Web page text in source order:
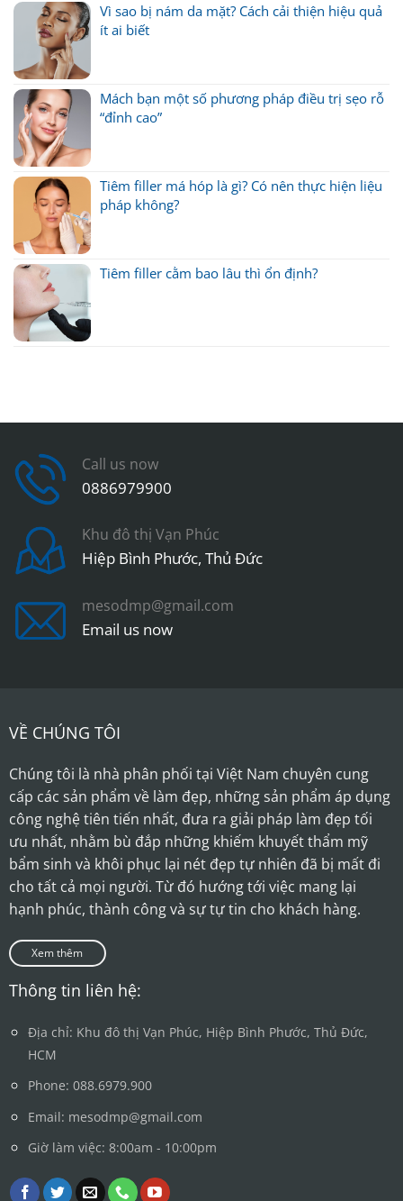
Vì sao bị nám da mặt? Cách cải thiện hiệu quả
ít ai biết
Mách bạn một số phương pháp điều trị sẹo rỗ
“đỉnh cao”
Tiêm filler má hóp là gì? Có nên thực hiện liệu
pháp không?
Tiêm filler cằm bao lâu thì ổn định?
Call us now
0886979900
Khu đô thị Vạn Phúc
Hiệp Bình Phước, Thủ Đức
mesodmp@gmail.com
Email us now
VỀ CHÚNG TÔI
Chúng tôi là nhà phân phối tại Việt Nam chuyên cung
cấp các sản phẩm về làm đẹp, những sản phẩm áp dụng
công nghệ tiên tiến nhất, đưa ra giải pháp làm đẹp tối
ưu nhất, nhằm bù đắp những khiếm khuyết thẩm mỹ
bẩm sinh và khôi phục lại nét đẹp tự nhiên đã bị mất đi
cho tất cả mọi người. Từ đó hướng tới việc mang lại
hạnh phúc, thành công và sự tự tin cho khách hàng.
Xem thêm
Thông tin liên hệ:
Địa chỉ: Khu đô thị Vạn Phúc, Hiệp Bình Phước, Thủ Đức,
HCM
Phone: 088.6979.900
Email: mesodmp@gmail.com
Giờ làm việc: 8:00am - 10:00pm